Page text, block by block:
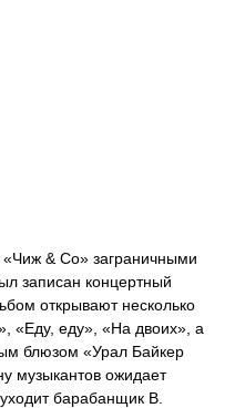
«Чиж & Со» заграничными
записан концертный
открывают несколько
«Еду, еду», «На двоих», а
блюзом «Урал Байкер
музыкантов ожидает
барабанщик В.